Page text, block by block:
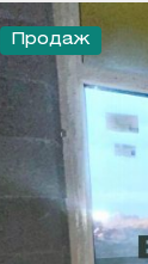
Продаж